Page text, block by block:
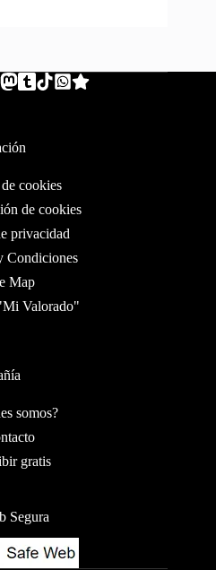
cookies
de cookies
privacidad
Condiciones
Map
Valorado"
somos?
gratis
Segura